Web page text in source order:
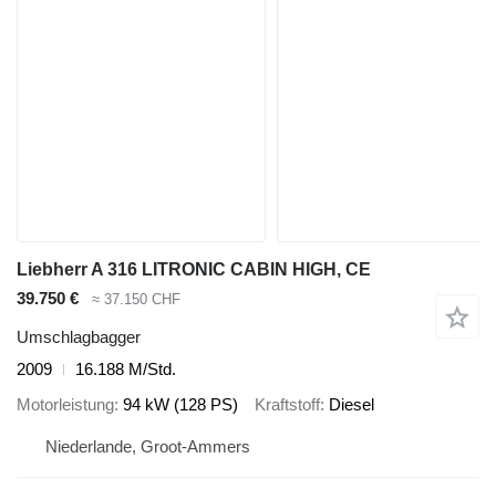
Liebherr A 316 LITRONIC CABIN HIGH, CE
39.750 €
≈ 37.150 CHF
Umschlagbagger
2009
16.188 M/Std.
Motorleistung 94 kW (128 PS) Kraftstoff Diesel
Niederlande, Groot-Ammers